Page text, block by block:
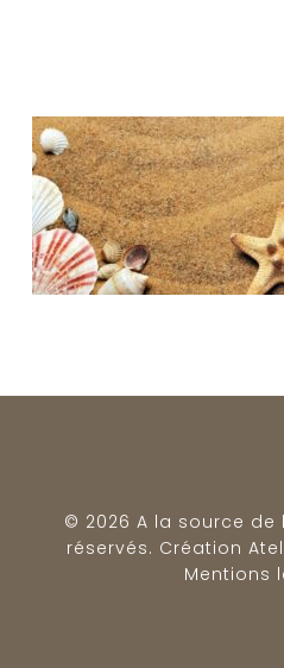
© 2026 A la source de
réservés. Création
Mentions